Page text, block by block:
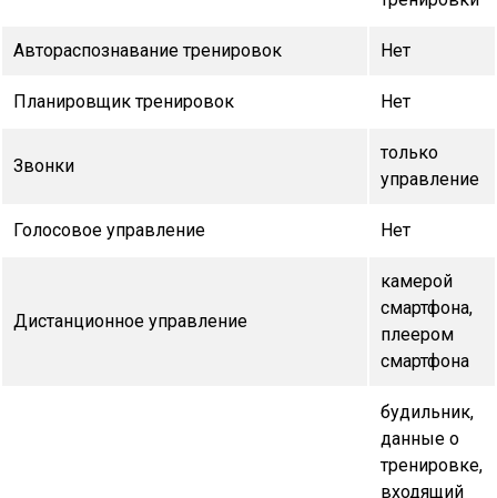
Автораспознавание тренировок Нет
Планировщик тренировок Нет
Звонки
только
управление
Голосовое управление Нет
Дистанционное управление
камерой
смартфона,
плеером
смартфона
будильник,
данные о
тренировке,
входящий